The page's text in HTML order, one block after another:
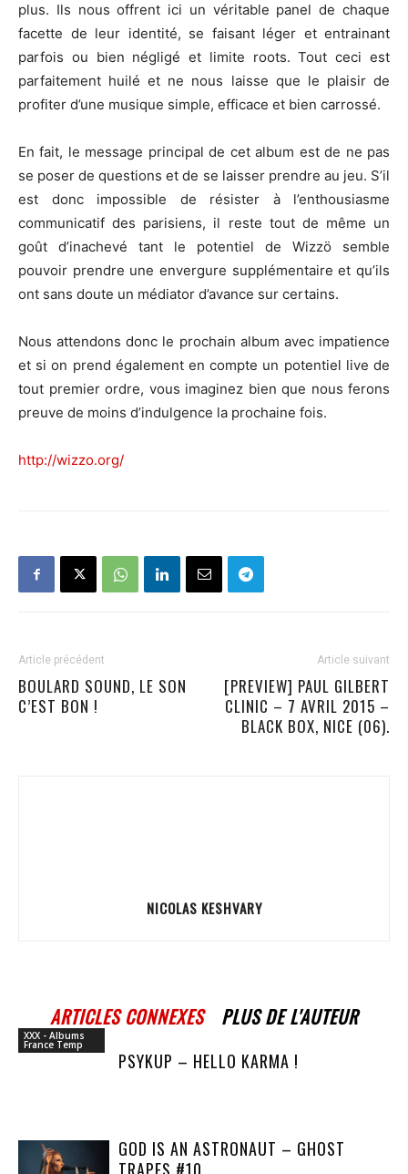
plus. Ils nous offrent ici un véritable panel de chaque
facette de leur identité, se faisant léger et entrainant
parfois ou bien négligé et limite roots. Tout ceci est
parfaitement huilé et ne nous laisse que le plaisir de
profiter d’une musique simple, efficace et bien carrossé.
En fait, le message principal de cet album est de ne pas
se poser de questions et de se laisser prendre au jeu. S’il
est donc impossible de résister à l’enthousiasme
communicatif des parisiens, il reste tout de même un
goût d’inachevé tant le potentiel de Wizzö semble
pouvoir prendre une envergure supplémentaire et qu’ils
ont sans doute un médiator d’avance sur certains.
Nous attendons donc le prochain album avec impatience
et si on prend également en compte un potentiel live de
tout premier ordre, vous imaginez bien que nous ferons
preuve de moins d’indulgence la prochaine fois.
http://wizzo.org/
Article précédent
BOULARD SOUND, LE SON
C’EST BON !
Article suivant
[PREVIEW] PAUL GILBERT
CLINIC – 7 AVRIL 2015 –
BLACK BOX, NICE (06).
NICOLAS KESHVARY
ARTICLES CONNEXES PLUS DE L'AUTEUR
XXX - Albums
France Temp
PSYKUP – HELLO KARMA !
GOD IS AN ASTRONAUT – GHOST